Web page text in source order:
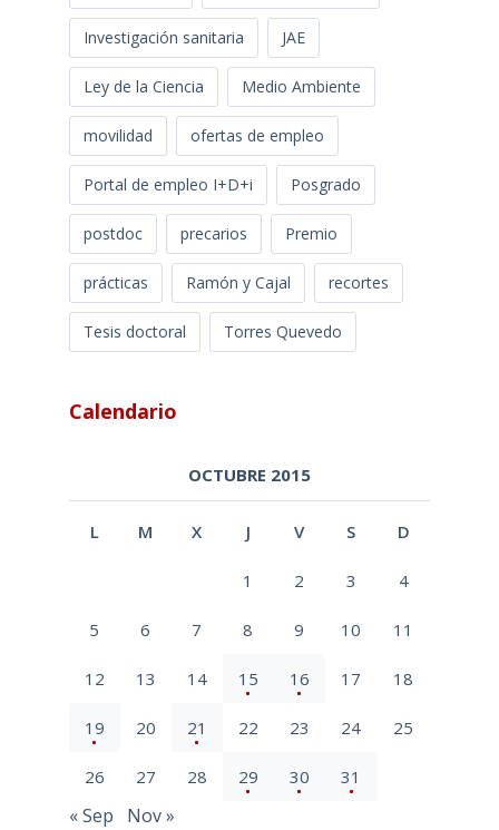
Investigación sanitaria JAE
Ley de la Ciencia Medio Ambiente
movilidad ofertas de empleo
Portal de empleo I+D+i Posgrado
postdoc precarios Premio
prácticas Ramón y Cajal recortes
Tesis doctoral Torres Quevedo
Calendario
OCTUBRE 2015
L M X J V S D
1 2 3 4
5 6 7 8 9 10 11
12 13 14 15 16 17 18
19 20 21 22 23 24 25
26 27 28 29 30 31
« Sep Nov »